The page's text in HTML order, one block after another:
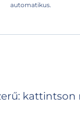
automatikus.